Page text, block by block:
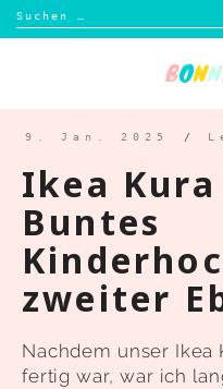
Suchen
nach:
Shop
Kontakt
9. Jan. 2025 /
Ikea
Buntes
zweiter
Nachdem unser
fertig war, war ich